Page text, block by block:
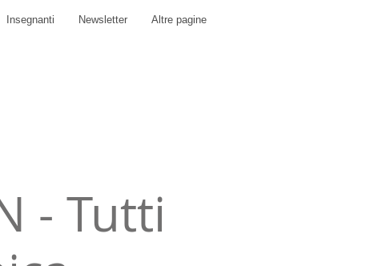
Insegnanti Newsletter Altre pagine
- Tutti